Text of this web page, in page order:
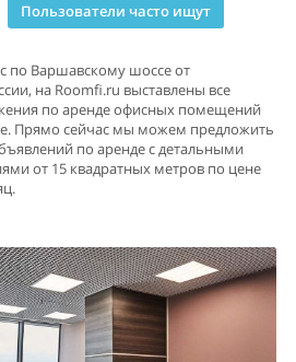
Пользователи часто ищут
по Варшавскому шоссе от
на Roomfi.ru выставлены все
по аренде офисных помещений
Прямо сейчас мы можем предложить
по аренде с детальными
от 15 квадратных метров по цене